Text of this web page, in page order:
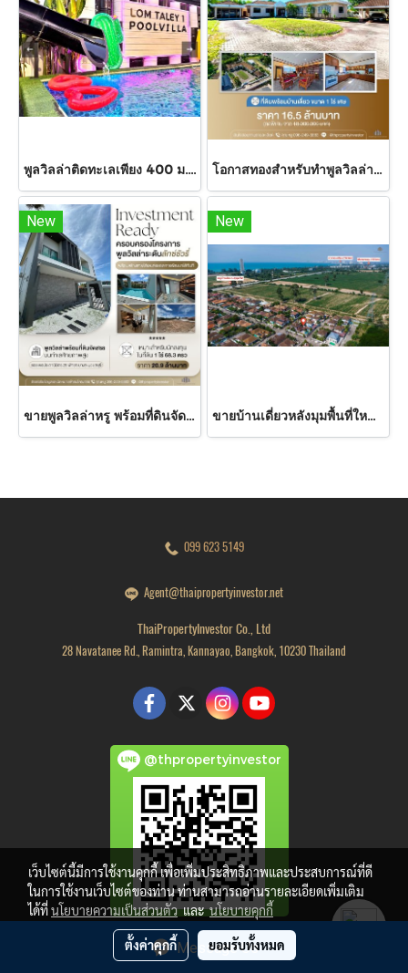
Message Us
พูลวิลล่าติดทะเลเพียง 400 ม.!! คิวเช่าแน่นทุกวัน!! นาจอมเทียน-Pattaya พร้อมเริ่มธุรกิจต่อได้ทันที !! ขายพูลวิลล่า นักลงทุนไม่ควรพลาด โอกาสทองสำหรับทำพูลวิลล่าและการลงทุน ขายบ้านเดี่ยว พื้นที่ไร่เศษ !! รองรับการพัฒนาเป็นพูลวิลล่าหรู มีพื้นที่สำหรับทำสระว่ายน้ำส่วนตัว สวนสวย ลานกิจกรรม และมุมพักผ่อนครบครัน เหมาะทั้งสำหรับอยู่อาศัย ทำบ้านพักตากอากาศ
New
ขายพูลวิลล่าหรู พร้อมที่ดินจัดสรรแบ่งโฉนด เดอะ เคฟ วิลล์ พัทยา-บางละมุง (The Cave Ville Banglamung Pattaya) 1 ไร่ 68.3 ตร.ว. เหมาะพัฒนาต่อยอด ปล่อยเช่ารายได้สูง
New
ขายบ้านเดี่ยวหลังมุมพื้นที่ใหญ่ 385 ตร.ม. พร้อมสระน้ำ หมู่บ้านคูณสุข 2 ติดถนนสุขุมวิท อยู่เองก็ได้ หรือทำ Pool Villa ปล่อยเช่าก็ดี ทำเลคุณภาพเหมาะแก่การพักผ่อน
099 623 5149
Agent@thaipropertyinvestor.net
ThaiPropertyInvestor Co., Ltd
28 Navatanee Rd., Ramintra, Kannayao, Bangkok, 10230 Thailand
@thpropertyinvestor
Copyright by thaipropertyinvestor.net
เว็บไซต์นี้มีการใช้งานคุกกี้ เพื่อเพิ่มประสิทธิภาพและประสบการณ์ที่ดี
ในการใช้งานเว็บไซต์ของท่าน ท่านสามารถอ่านรายละเอียดเพิ่มเติม
ได้ที่นโยบายความเป็นส่วนตัวและนโยบายคุกกี้
ตั้งค่าคุกกี้ ยอมรับทั้งหมด